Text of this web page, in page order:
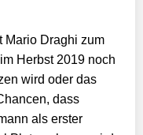
Mario Draghi zum
Herbst 2019 noch
wird oder das
dass
als erster